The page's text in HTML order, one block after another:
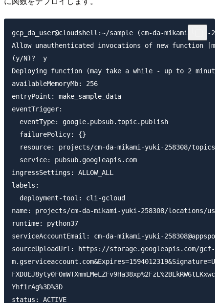
gcp_da_user@cloudshell:~/sample (cm-da-mikami-
Allow unauthenticated invocations of new function
(y/N)?  y
Deploying function (may take a while - up to 2
availableMemoryMb: 256
entryPoint: make_sample_data
eventTrigger:
  eventType: google.pubsub.topic.publish
  failurePolicy: {}
resource: projects/cm-da-mikami-yuki-258308/
  service: pubsub.googleapis.com
ingressSettings: ALLOW_ALL
labels:
  deployment-tool: cli-gcloud
name: projects/cm-da-mikami-yuki-258308/locations/
runtime: python37
serviceAccountEmail: cm-da-mikami-yuki-
sourceUploadUrl: https://storage.googleapis.com/gcf-
Yhf1rAg%3D%3D
status: ACTIVE